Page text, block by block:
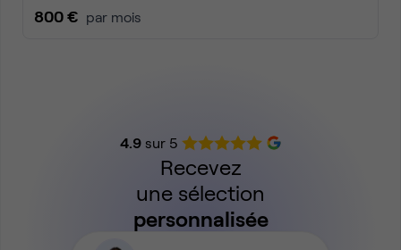
800 € par mois
4.9sur 5
Recevez
une sélection
personnalisée